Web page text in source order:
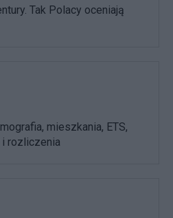
Tak Polacy oceniają
mieszkania, ETS,
rozliczenia